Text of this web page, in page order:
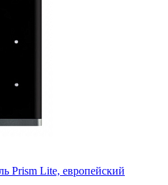
Prism Lite, европейский